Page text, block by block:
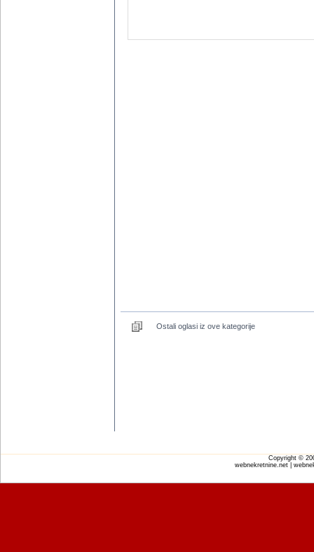
Ostali oglasi iz ove kategorije
Copyright ©
webnekretnine.net |